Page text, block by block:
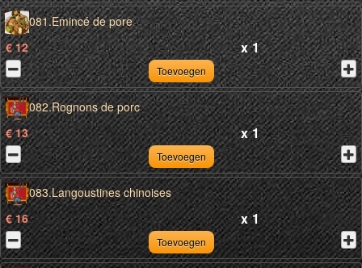
081.Emincé de pore
€ 12
x 1
Toevoegen
082.Rognons de porc
€ 13
x 1
Toevoegen
083.Langoustines chinoises
€ 16
x 1
Toevoegen